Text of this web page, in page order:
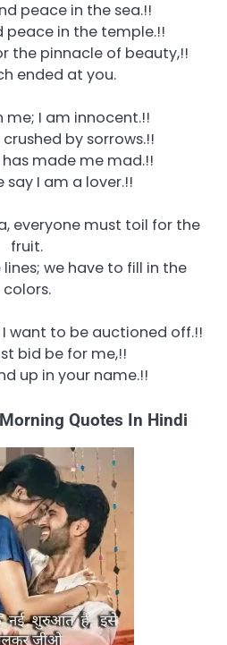
peace in the sea.!!
peace in the temple.!!
the pinnacle of beauty,!!
ended at you.
me; I am innocent.!!
by sorrows.!!
made me mad.!!
say I am a lover.!!
everyone must toil for the
fruit.
we have to fill in the
colors.
I want to be auctioned off.!!
bid be for me,!!
up in your name.!!
Quotes In Hindi